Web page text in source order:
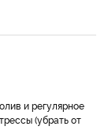
и регулярное
(убрать от